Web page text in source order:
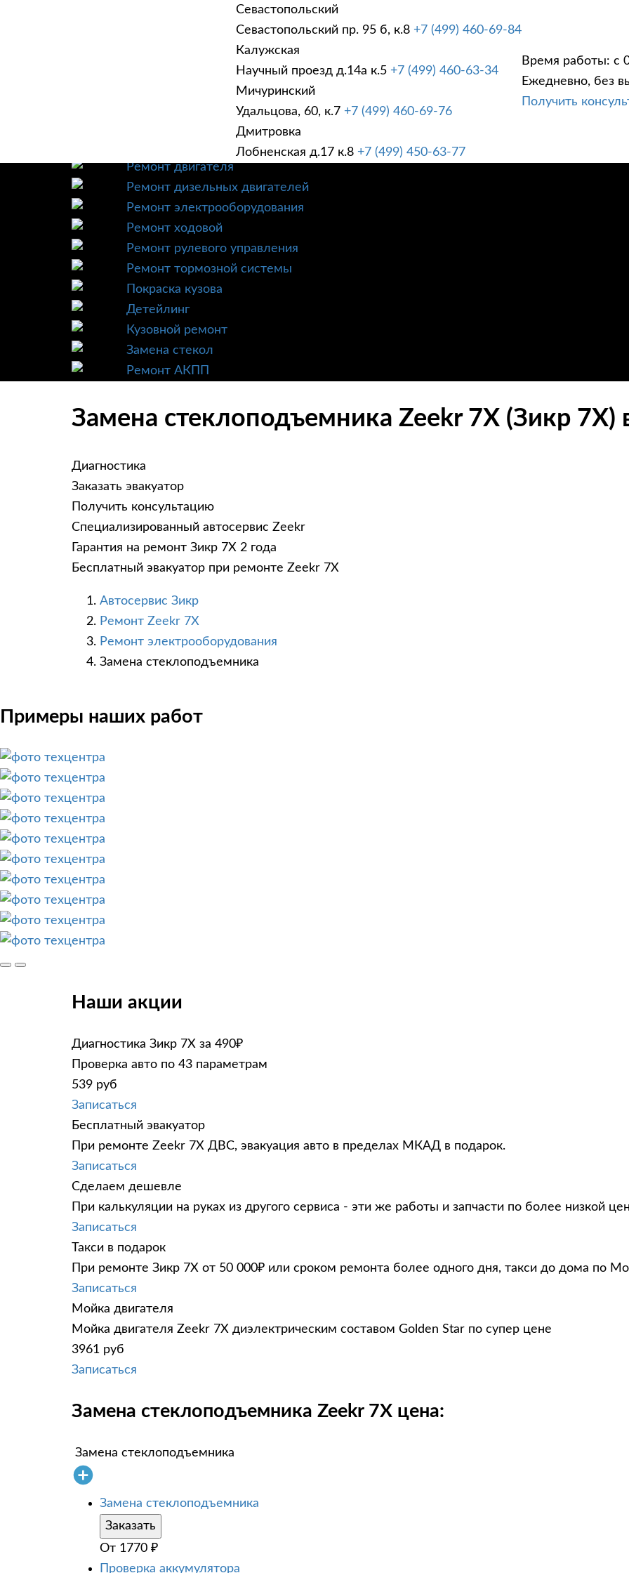
Севастопольский
Севастопольский пр. 95 б, к.8 +7 (499) 460-69-84
Калужская
Научный проезд д.14а к.5 +7 (499) 460-63-34
Мичуринский
Удальцова, 60, к.7 +7 (499) 460-69-76
Дмитровка
Лобненская д.17 к.8 +7 (499) 450-63-77
Время работы: с
Ежедневно, без
Получить
УСЛУГИ
Техническое обслуживание
Ремонт трансмиссии
Ремонт двигателя
Ремонт дизельных двигателей
Ремонт электрооборудования
Ремонт ходовой
Ремонт рулевого управления
Ремонт тормозной системы
Покраска кузова
Детейлинг
Кузовной ремонт
Замена стекол
Ремонт АКПП
Замена стеклоподъемника Zeekr 7X (Зикр 7Х)
Диагностика
Заказать эвакуатор
Получить консультацию
Специализированный автосервис Zeekr
Гарантия на ремонт Зикр 7Х 2 года
Бесплатный эвакуатор при ремонте Zeekr 7X
Автосервис Зикр
Ремонт Zeekr 7X
Ремонт электрооборудования
Замена стеклоподъемника
Примеры наших работ
Наши акции
Диагностика Зикр 7Х за 490₽
Проверка авто по 43 параметрам
539 руб
Записаться
Бесплатный эвакуатор
При ремонте Zeekr 7X ДВС, эвакуация авто в пределах МКАД в подарок.
Записаться
Сделаем дешевле
При калькуляции на руках из другого сервиса - эти же работы и запчасти по более низкой
Записаться
Такси в подарок
При ремонте Зикр 7Х от 50 000₽ или сроком ремонта более одного дня, такси до дома по
Записаться
Мойка двигателя
Мойка двигателя Zeekr 7X диэлектрическим составом Golden Star по супер цене
3961 руб
Записаться
Замена стеклоподъемника Zeekr 7X цена:
Замена стеклоподъемника
Замена стеклоподъемника
Заказать
От 1770 ₽
Проверка аккумулятора